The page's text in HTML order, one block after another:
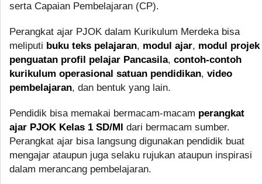
serta Capaian Pembelajaran (CP).
Perangkat ajar PJOK dalam Kurikulum Merdeka bisa
meliputi buku teks pelajaran, modul ajar, modul projek
penguatan profil pelajar Pancasila, contoh-contoh
kurikulum operasional satuan pendidikan, video
pembelajaran, dan bentuk yang lain.
Pendidik bisa memakai bermacam-macam perangkat
ajar PJOK Kelas 1 SD/MI
dari bermacam sumber.
Perangkat ajar bisa langsung digunakan pendidik buat
mengajar ataupun juga selaku rujukan ataupun inspirasi
dalam merancang pembelajaran.